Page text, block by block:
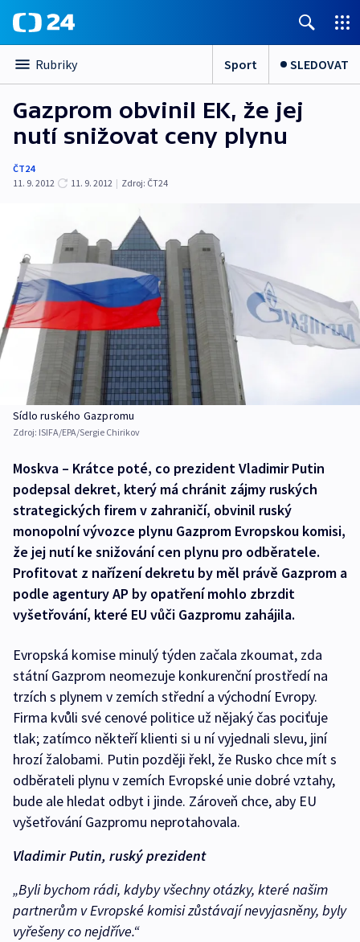
Rubriky Sport SLEDOVAT
Gazprom obvinil EK, že jej
nutí snižovat ceny plynu
ČT24
11. 9. 2012
11. 9. 2012 | Zdroj: ČT24
Sídlo ruského Gazpromu
Zdroj: ISIFA/EPA/Sergie Chirikov
Moskva – Krátce poté, co prezident Vladimir Putin
podepsal dekret, který má chránit zájmy ruských
strategických firem v zahraničí, obvinil ruský
monopolní vývozce plynu Gazprom Evropskou komisi,
že jej nutí ke snižování cen plynu pro odběratele.
Profitovat z nařízení dekretu by měl právě Gazprom a
podle agentury AP by opatření mohlo zbrzdit
vyšetřování, které EU vůči Gazpromu zahájila.
Evropská komise minulý týden začala zkoumat, zda
státní Gazprom neomezuje konkurenční prostředí na
trzích s plynem v zemích střední a východní Evropy.
Firma kvůli své cenové politice už nějaký čas pociťuje
tlak; zatímco někteří klienti si u ní vyjednali slevu, jiní
hrozí žalobami. Putin později řekl, že Rusko chce mít s
odběrateli plynu v zemích Evropské unie dobré vztahy,
bude ale hledat odbyt i jinde. Zároveň chce, aby EU
vyšetřování Gazpromu neprotahovala.
Vladimir Putin, ruský prezident
„Byli bychom rádi, kdyby všechny otázky, které našim
partnerům v Evropské komisi zůstávají nevyjasněny, byly
vyřešeny co nejdříve.“